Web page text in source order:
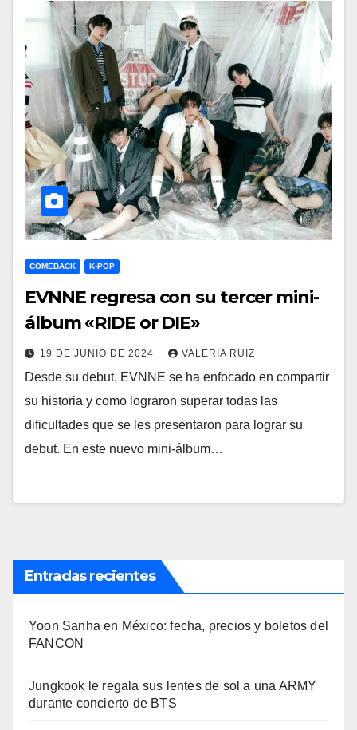
COMEBACK K-POP
EVNNE regresa con su tercer mini-
álbum «RIDE or DIE»
19 DE JUNIO DE 2024 VALERIA RUIZ
Desde su debut, EVNNE se ha enfocado en compartir
su historia y como lograron superar todas las
dificultades que se les presentaron para lograr su
debut. En este nuevo mini-álbum…
Entradas recientes
Yoon Sanha en México: fecha, precios y boletos del
FANCON
Jungkook le regala sus lentes de sol a una ARMY
durante concierto de BTS